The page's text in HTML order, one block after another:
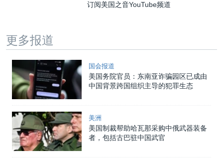
订阅美国之音YouTube频道
更多报道
国会报道
美国务院官员：东南亚诈骗园区已成由
中国背景跨国组织主导的犯罪生态
美洲
美国制裁帮助哈瓦那采购中俄武器装备
者，包括古巴驻中国武官